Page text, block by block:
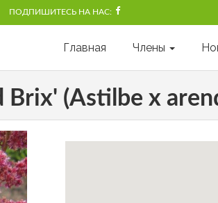
ПОДПИШИТЕСЬ НА НАС:
Главная Члены
(Astilbe x